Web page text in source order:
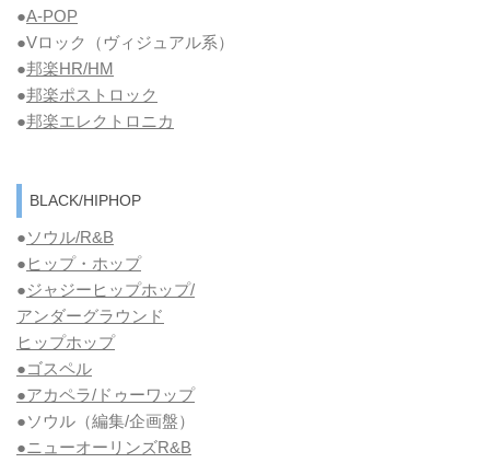
●A-POP
●Vロック
（ヴィジュアル系）
●邦楽HR/HM
●邦楽ポストロック
●邦楽エレクトロニカ
BLACK/HIPHOP
●ソウル/R&B
● ヒップ・ホップ
●ジャジーヒップホップ/
アンダーグラウンド
ヒップホップ
●ゴスペル
●アカペラ/ドゥーワップ
●ソウル （編集/企画盤）
●ニューオーリンズR&B